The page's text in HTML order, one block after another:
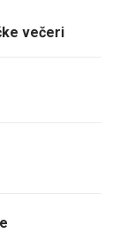
večeri